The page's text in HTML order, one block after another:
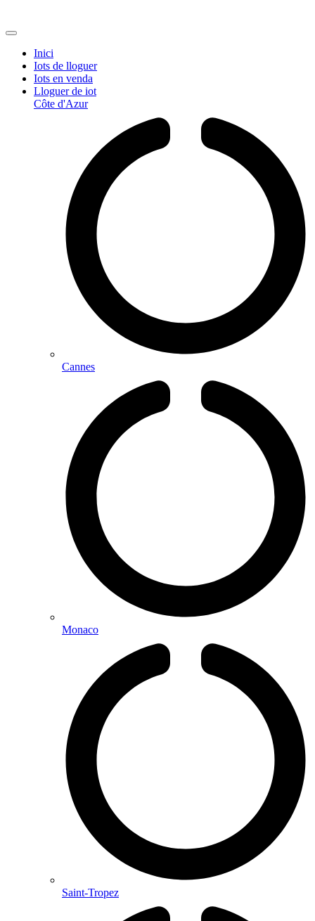
Inici
Iots de lloguer
Iots en venda
Lloguer de iot
Côte d'Azur
Cannes
Monaco
Saint-Tropez